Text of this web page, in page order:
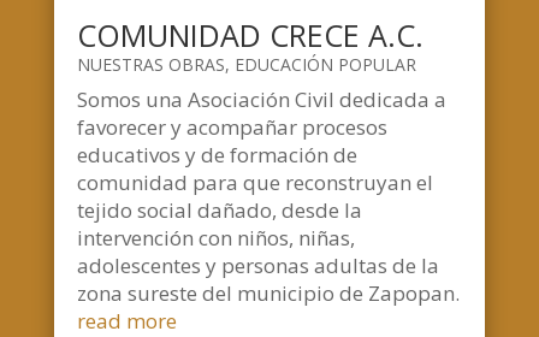
COMUNIDAD CRECE A.C.
NUESTRAS OBRAS, EDUCACIÓN POPULAR
Somos una Asociación Civil dedicada a
favorecer y acompañar procesos
educativos y de formación de
comunidad para que reconstruyan el
tejido social dañado, desde la
intervención con niños, niñas,
adolescentes y personas adultas de la
zona sureste del municipio de Zapopan.
read more